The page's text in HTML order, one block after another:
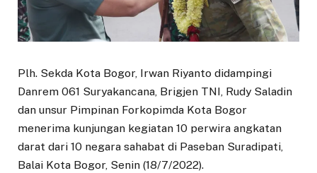
Plh. Sekda Kota Bogor, Irwan Riyanto didampingi
Danrem 061 Suryakancana, Brigjen TNI, Rudy Saladin
dan unsur Pimpinan Forkopimda Kota Bogor
menerima kunjungan kegiatan 10 perwira angkatan
darat dari 10 negara sahabat di Paseban Suradipati,
Balai Kota Bogor, Senin (18/7/2022).